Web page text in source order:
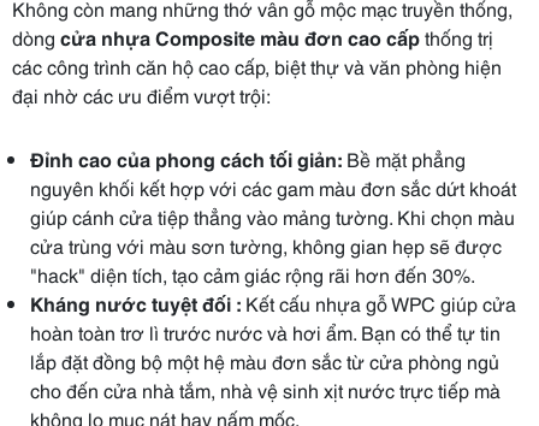
Không còn mang những thớ vân gỗ mộc mạc truyền thống,
dòng cửa nhựa Composite màu đơn cao cấpthống trị
các công trình căn hộ cao cấp, biệt thự và văn phòng hiện
đại nhờ các ưu điểm vượt trội:
Đỉnh cao của phong cách tối giản: Bề mặt phẳng
nguyên khối kết hợp với các gam màu đơn sắc dứt khoát
giúp cánh cửa tiệp thẳng vào mảng tường. Khi chọn màu
cửa trùng với màu sơn tường, không gian hẹp sẽ được
"hack" diện tích, tạo cảm giác rộng rãi hơn đến 30%.
Kháng nước tuyệt đối : Kết cấu nhựa gỗ WPC giúp cửa
hoàn toàn trơ lì trước nước và hơi ẩm. Bạn có thể tự tin
lắp đặt đồng bộ một hệ màu đơn sắc từ cửa phòng ngủ
cho đến cửa nhà tắm, nhà vệ sinh xịt nước trực tiếp mà
không lo mục nát hay nấm mốc.